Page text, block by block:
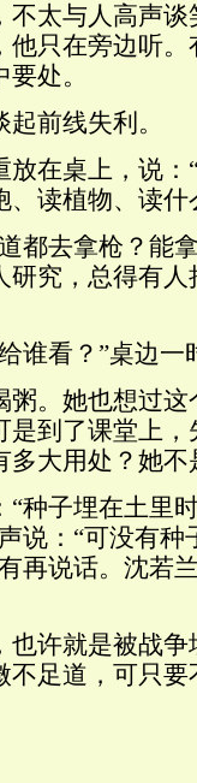
太与人高声
只在旁边听
处。
前线失利。
在桌上，说：
读植物、读什
都去拿枪？能
究，总得有
谁看？”桌边一
。她也想过
是到了课堂上
大用处？她不
种子埋在土里
说：“可没有
再说话。沈若
许就是被战
足道，可只